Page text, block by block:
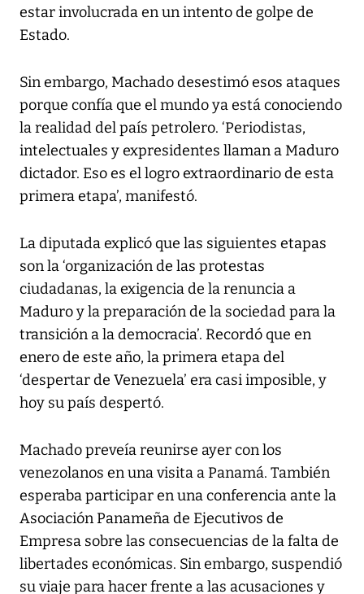
estar involucrada en un intento de golpe de
Estado.
Sin embargo, Machado desestimó esos ataques
porque confía que el mundo ya está conociendo
la realidad del país petrolero. ‘Periodistas,
intelectuales y expresidentes llaman a Maduro
dictador. Eso es el logro extraordinario de esta
primera etapa’, manifestó.
La diputada explicó que las siguientes etapas
son la ‘organización de las protestas
ciudadanas, la exigencia de la renuncia a
Maduro y la preparación de la sociedad para la
transición a la democracia’. Recordó que en
enero de este año, la primera etapa del
‘despertar de Venezuela’ era casi imposible, y
hoy su país despertó.
Machado preveía reunirse ayer con los
venezolanos en una visita a Panamá. También
esperaba participar en una conferencia ante la
Asociación Panameña de Ejecutivos de
Empresa sobre las consecuencias de la falta de
libertades económicas. Sin embargo, suspendió
su viaje para hacer frente a las acusaciones y